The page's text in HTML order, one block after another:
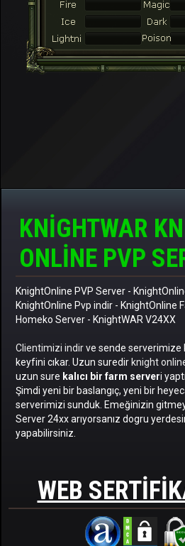
KNIGHTWAR
ONLINE PVP
KnightOnline PVP Server -
KnightOnline Pvp indir - KnightOnline
Homeko Server - KnightWAR V24XX
Clientimizi indirve sende serverimize
keyfini cıkar. Uzun suredir knight
uzun sure kalıcı bir farm serveri
Şimdi yeni bir baslangıç, yeni bir
serverimizi sunduk. Emeğinizin
Server 24xx arıyorsanız dogru
yapabilirsiniz.
WEB